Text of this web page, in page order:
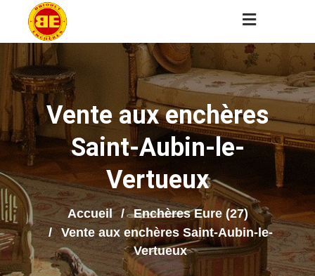
Vente aux enchères
Saint-Aubin-le-
Vertueux
Accueil
Enchères Eure (27)
Vente aux enchères Saint-Aubin-le-
Vertueux